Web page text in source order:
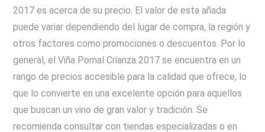
2017 es acerca de su precio. El valor de esta añada
puede variar dependiendo del lugar de compra, la región y
otros factores como promociones o descuentos. Por lo
general, el Viña Pomal Crianza 2017 se encuentra en un
rango de precios accesible para la calidad que ofrece, lo
que lo convierte en una excelente opción para aquellos
que buscan un vino de gran valor y tradición. Se
recomienda consultar con tiendas especializadas o en